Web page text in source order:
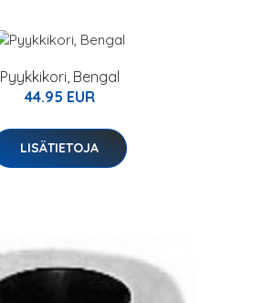
Pyykkikori, Bengal
44.95 EUR
LISÄTIETOJA